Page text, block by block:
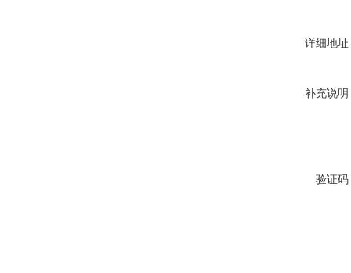
详细地址
补充说明
验证码